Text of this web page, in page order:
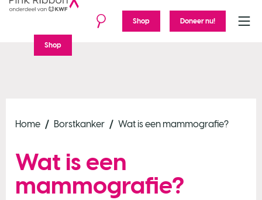
Shop
Shop
Doneer nu!
Home Borstkanker Wat is een mammografie?
Wat is een
mammografie?